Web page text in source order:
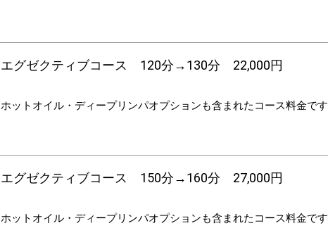
エグゼクティブコース 120分→130分 22,000円
ホットオイル・ディープリンパオプションも含まれたコース料金です
エグゼクティブコース 150分→160分 27,000円
ホットオイル・ディープリンパオプションも含まれたコース料金です